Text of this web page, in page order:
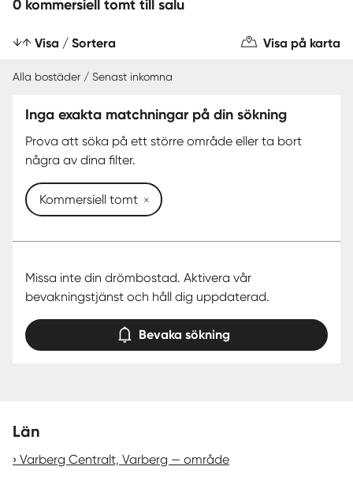
0 kommersiell tomt till salu
Visa / Sortera Visa på karta
Alla bostäder / Senast inkomna
Inga exakta matchningar på din sökning
Prova att söka på ett större område eller ta bort
några av dina filter.
Kommersiell tomt
Missa inte din drömbostad. Aktivera vår
bevakningstjänst och håll dig uppdaterad.
Bevaka sökning
Län
Varberg Centralt, Varberg — område